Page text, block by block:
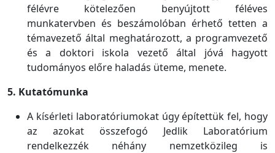
félévre kötelezően benyújtott féléves
munkatervben és beszámolóban érhető tetten a
témavezető által meghatározott, a programvezető
és a doktori iskola vezető által jóvá hagyott
tudományos előre haladás üteme, menete.
5. Kutatómunka
A kísérleti laboratóriumokat úgy építettük fel, hogy
az azokat összefogó Jedlik Laboratórium
rendelkezzék néhány nemzetközileg is